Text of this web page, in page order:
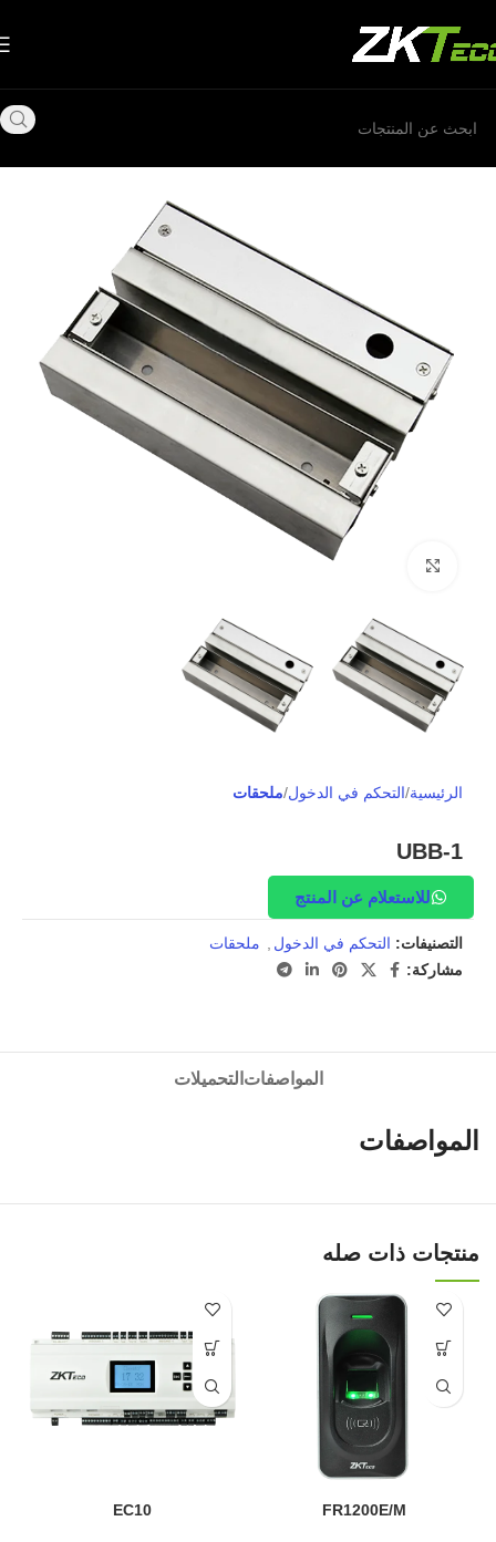
Click to enlarge
الرئيسية التحكم في الدخول ملحقات
UBB-1
للاستعلام عن المنتج
التصنيفات: التحكم في الدخول
ملحقات
مشاركة:
المواصفات التحميلات
المواصفات
منتجات ذات صله
FR1200E/M
EC10